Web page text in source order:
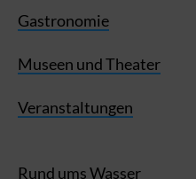
Gastronomie
Museen und Theater
Veranstaltungen
Rund ums Wasser